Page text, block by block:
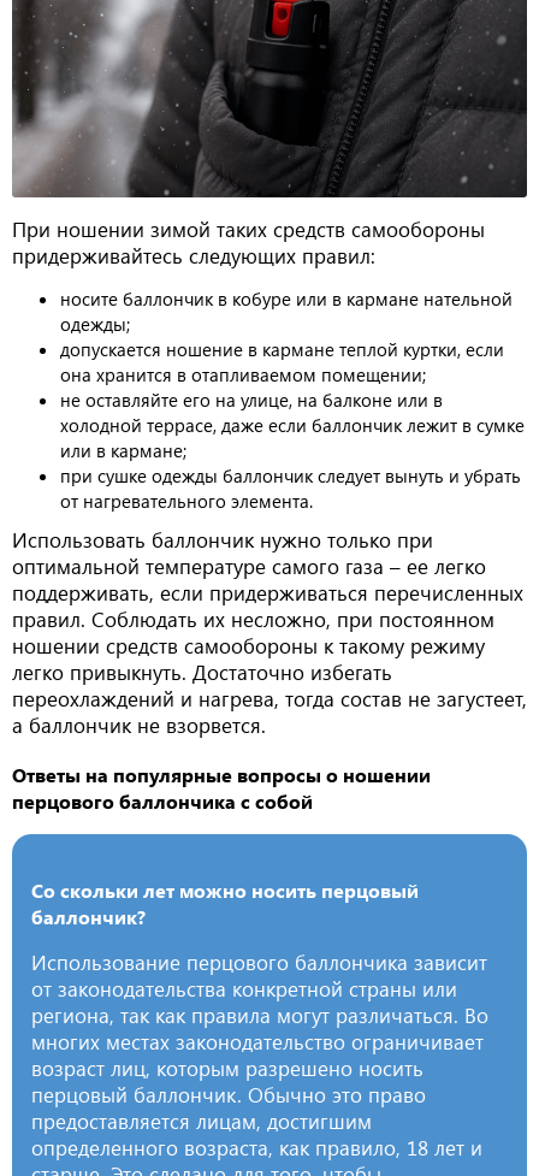
При ношении зимой таких средств самообороны
придерживайтесь следующих правил:
носите баллончик в кобуре или в кармане нательной
одежды;
допускается ношение в кармане теплой куртки, если
она хранится в отапливаемом помещении;
не оставляйте его на улице, на балконе или в
холодной террасе, даже если баллончик лежит в сумке
или в кармане;
при сушке одежды баллончик следует вынуть и убрать
от нагревательного элемента.
Использовать баллончик нужно только при
оптимальной температуре самого газа – ее легко
поддерживать, если придерживаться перечисленных
правил. Соблюдать их несложно, при постоянном
ношении средств самообороны к такому режиму
легко привыкнуть. Достаточно избегать
переохлаждений и нагрева, тогда состав не загустеет,
а баллончик не взорвется.
Ответы на популярные вопросы о ношении
перцового баллончика с собой
Со скольки лет можно носить перцовый
баллончик?
Использование перцового баллончика зависит
от законодательства конкретной страны или
региона, так как правила могут различаться. Во
многих местах законодательство ограничивает
возраст лиц, которым разрешено носить
перцовый баллончик. Обычно это право
предоставляется лицам, достигшим
определенного возраста, как правило, 18 лет и